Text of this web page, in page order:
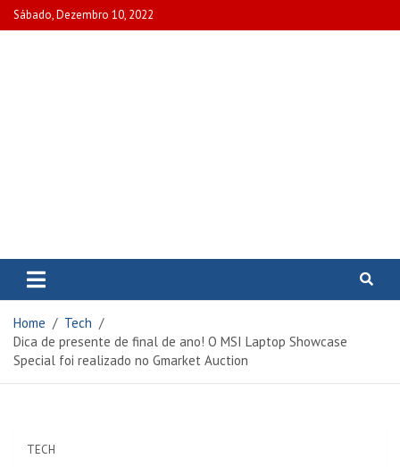
Skip
to
Sábado, Dezembro 10, 2022
www.portalcascais.pt
recentes e veja programas de TV,
reportagens e podcasts
www.portalcascais.pt
Home
Tech
Dica de presente de final de ano! O MSI Laptop Showcase
Special foi realizado no Gmarket Auction
TECH